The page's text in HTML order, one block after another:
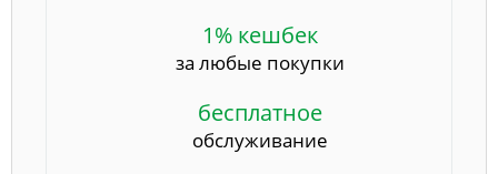
1% кешбек
за любые покупки
бесплатное
обслуживание